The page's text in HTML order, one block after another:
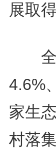
展取
全
4.6%
家生
村落